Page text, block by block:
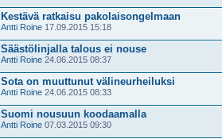
Kestävä ratkaisu pakolaisongelmaan
Antti Roine 17.09.2015 15:18
Säästölinjalla talous ei nouse
Antti Roine 24.06.2015 08:37
Sota on muuttunut välineurheiluksi
Antti Roine 24.06.2015 08:33
Suomi nousuun koodaamalla
Antti Roine 07.03.2015 09:30